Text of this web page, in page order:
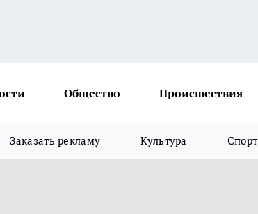
Общество Происшествия
Заказать рекламу Культура Спорт